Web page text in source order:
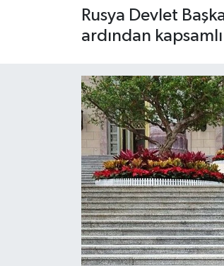
Rusya Devlet
ardından
Magazin
Burç Yorumları